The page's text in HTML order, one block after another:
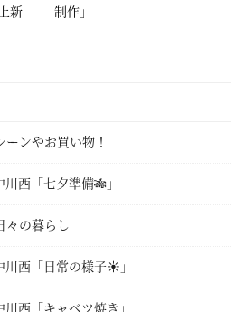
新
制作」
ーンやお買い物！
川西「七夕準備🎋」
々の暮らし
西「日常の様子☀」